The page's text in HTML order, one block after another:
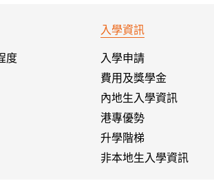
度
入學資訊
入學申請
費用及獎學金
內地生入學資訊
港專優勢
升學階梯
非本地生入學資訊